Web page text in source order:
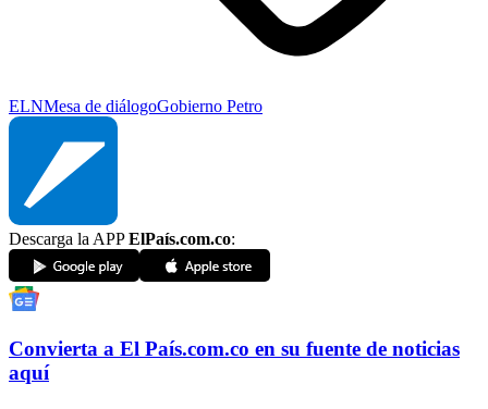
ELNMesa de diálogoGobierno Petro
Descarga la APPElPaís.com.co:
Convierta a El País.com.co en su fuente de noticias
aquí